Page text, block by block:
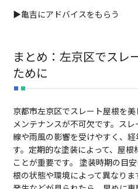
▶亀吉にアドバイスをもらう
まとめ：左京区でスレ
ために
京都市左京区でスレート屋根を
メンテナンスが不可欠です。ス
線や雨風の影響を受けやすく、
す。定期的な塗装によって、屋
ことが重要です。 塗装時期の目
根の状態や環境によって異なり